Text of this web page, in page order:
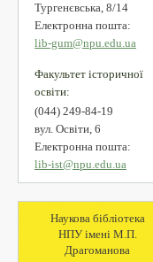
Тургенєвська, 8/14
Електронна пошта:
lib-gum@npu.edu.ua
Факультет історичної
освіти:
(044) 249-84-19
вул. Освіти, 6
Електронна пошта:
lib-ist@npu.edu.ua
Наукова бібліотека
НПУ імені М.П.
Драгоманова